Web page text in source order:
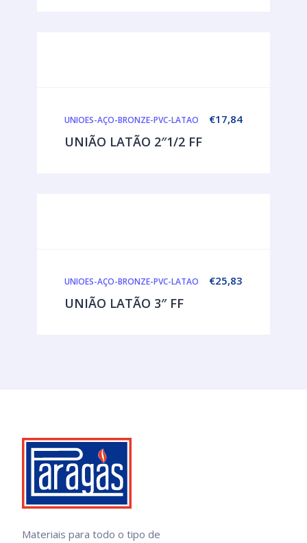
€17,84
UNIOES-AÇO-BRONZE-PVC-LATAO
UNIÃO LATÃO 2″1/2 FF
€25,83
UNIOES-AÇO-BRONZE-PVC-LATAO
UNIÃO LATÃO 3″ FF
Materiais para todo o tipo de